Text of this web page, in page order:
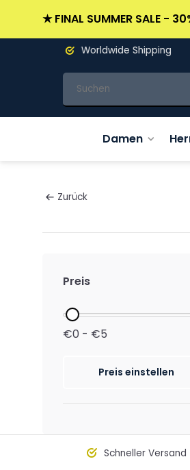
★ FINAL SUMMER SALE -
Worldwide Shipping
Damen
Zurück
Preis
€0 - €5
Preis einstellen
Schneller Versand